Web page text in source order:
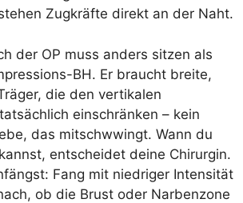
Zugkräfte direkt an der Naht.
der OP muss anders sitzen als
BH. Er braucht breite,
die den vertikalen
einschränken – kein
das mitschwwingt. Wann du
entscheidet deine Chirurgin.
Fang mit niedriger Intensität
ob die Brust oder Narbenzone